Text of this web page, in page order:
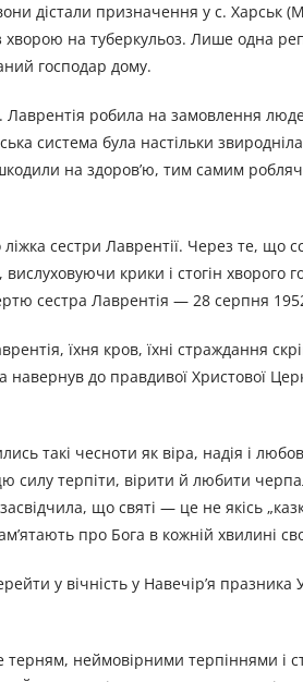
дістали призначення у с. Харськ
хворою на туберкульоз. Лише одна
господар дому.
Лаврентія робила на замовлення
система була настільки
на здоров’ю, тим самим
сестри Лаврентії. Через те, що
крики і стогін хворого
сестра Лаврентія — 28 серпня
їхня кров, їхні страждання
навернув до правдивої Христової
такі чесноти як віра, надія і
терпіти, вірити й любити
що святі — це не якісь
про Бога в кожній хвилині
у вічність у Навечір’я празника
терням, неймовірними терпіннями і